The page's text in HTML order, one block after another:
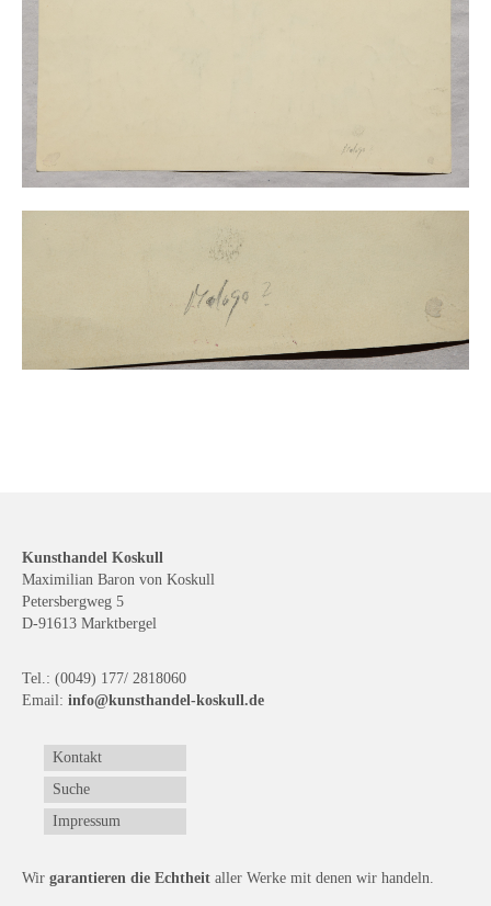
Kunsthandel Koskull
Maximilian Baron von Koskull
Petersbergweg 5
D-91613 Marktbergel
Tel.: (0049) 177/ 2818060
Email: info@kunsthandel-koskull.de
Kontakt
Suche
Impressum
Wir garantieren die Echtheit aller Werke mit denen wir handeln.